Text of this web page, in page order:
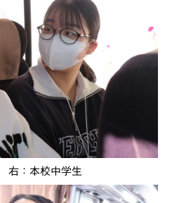
右：本校中学生